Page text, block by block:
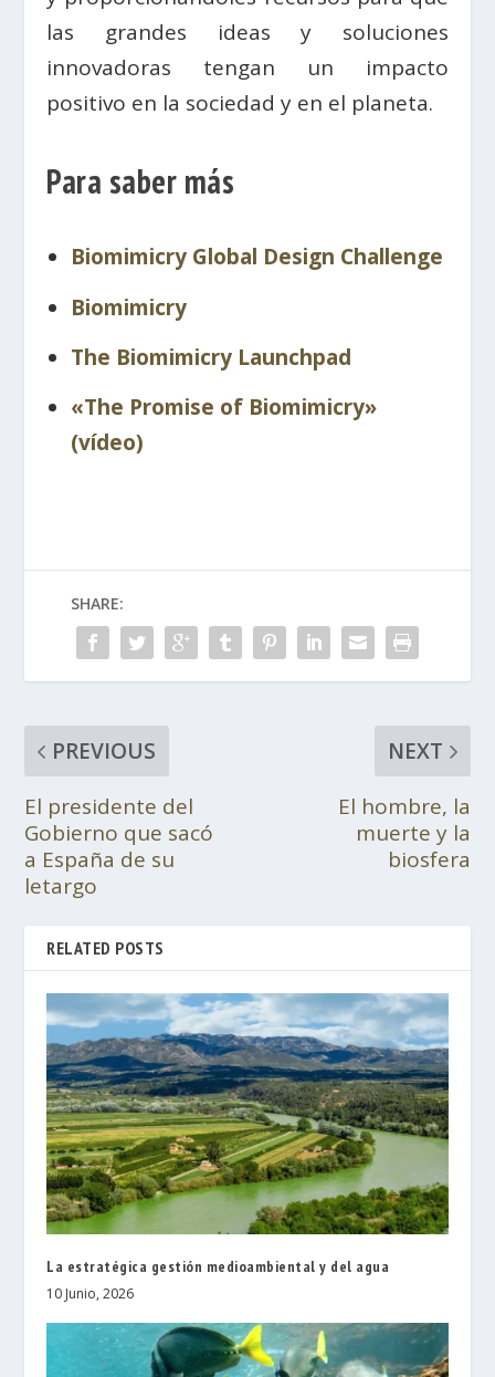
las grandes ideas y soluciones
innovadoras tengan un impacto
positivo en la sociedad y en el planeta.
Para saber más
Biomimicry Global Design Challenge
Biomimicry
The Biomimicry Launchpad
«The Promise of Biomimicry»
(vídeo)
SHARE:
PREVIOUS
El presidente del
Gobierno que sacó
a España de su
letargo
NEXT
El hombre, la
muerte y la
biosfera
RELATED POSTS
La estratégica gestión medioambiental y del agua
10 Junio, 2026